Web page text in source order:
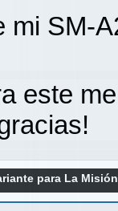
mi SM-
este
para La Misión